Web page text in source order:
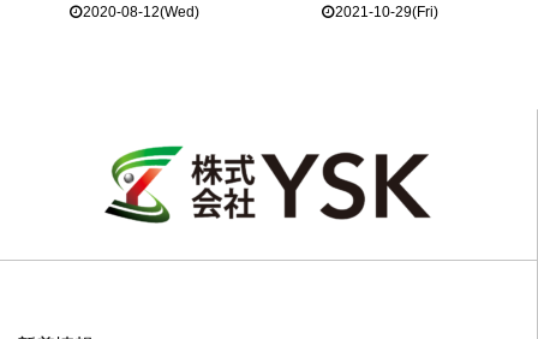
2020-08-12(Wed) 2021-10-29(Fri)